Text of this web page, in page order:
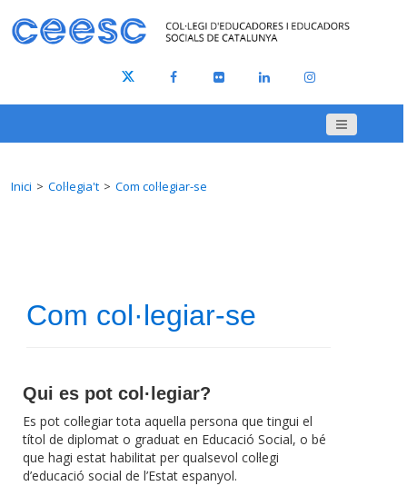
Inici Col·legia't Com col·legiar-se
Com col·legiar-se
Qui es pot col·legiar?
Es pot col·legiar tota aquella persona que tingui el
títol de diplomat o graduat en Educació Social, o bé
que hagi estat habilitat per qualsevol col·legi
d’educació social de l’Estat espanyol.